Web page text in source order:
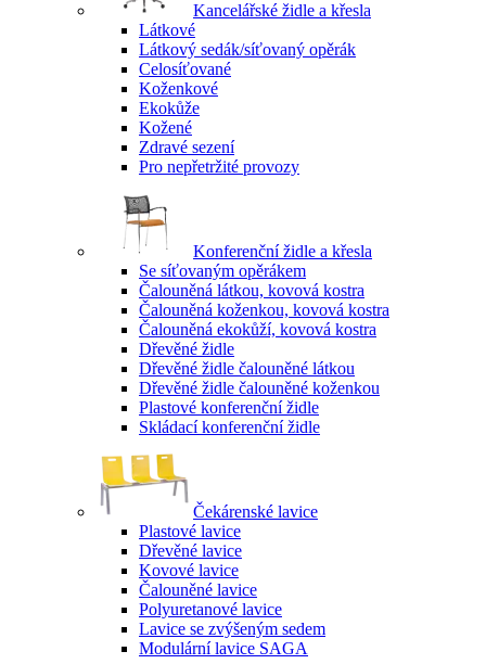
Kancelářské židle a křesla
Látkové
Látkový sedák/síťovaný opěrák
Celosíťované
Koženkové
Ekokůže
Kožené
Zdravé sezení
Pro nepřetržité provozy
Konferenční židle a křesla
Se síťovaným opěrákem
Čalouněná látkou, kovová kostra
Čalouněná koženkou, kovová kostra
Čalouněná ekokůží, kovová kostra
Dřevěné židle
Dřevěné židle čalouněné látkou
Dřevěné židle čalouněné koženkou
Plastové konferenční židle
Skládací konferenční židle
Čekárenské lavice
Plastové lavice
Dřevěné lavice
Kovové lavice
Čalouněné lavice
Polyuretanové lavice
Lavice se zvýšeným sedem
Modulární lavice SAGA